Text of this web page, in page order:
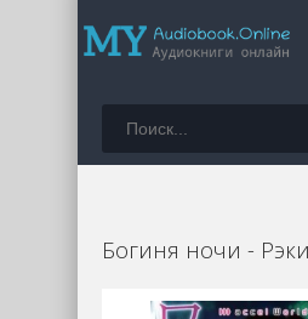
Богиня ночи -